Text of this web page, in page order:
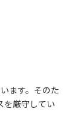
ます。そのた
を厳守してい